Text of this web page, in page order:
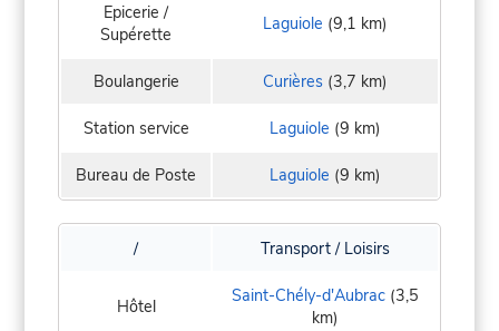
Epicerie /
Supérette
Laguiole (9,1 km)
Boulangerie Curières (3,7 km)
Station service Laguiole (9 km)
Bureau de Poste Laguiole (9 km)
/ Transport / Loisirs
Hôtel Saint-Chély-d'Aubrac (3,5
km)